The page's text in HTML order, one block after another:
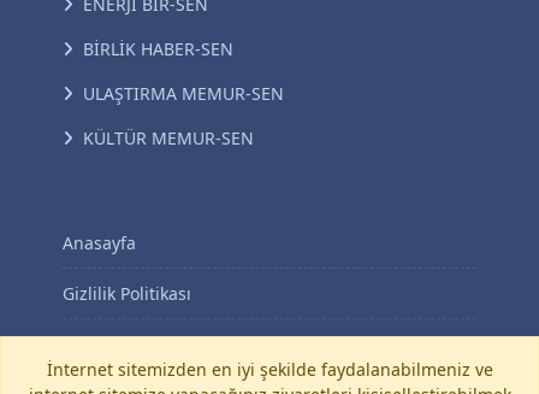
BİRLİK HABER-SEN
ULAŞTIRMA MEMUR-SEN
KÜLTÜR MEMUR-SEN
Anasayfa
Gizlilik Politikası
KVKK Aydınlatma Metni
İnternet sitemizden en iyi şekilde faydalanabilmeniz ve